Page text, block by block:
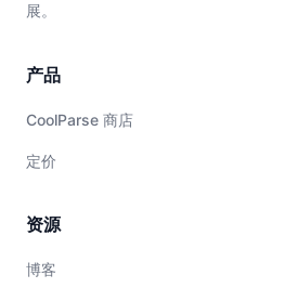
展。
产品
CoolParse 商店
定价
资源
博客